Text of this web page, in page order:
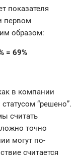
показателя
первом
образом:
= 69%
в компании
“решено”.
считать
точно
могут по-
считается